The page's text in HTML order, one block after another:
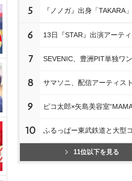
5
6 13日『STAR』出演アーテ
7
8
9 ピコ太郎×矢島美容室
10 ふるっぱー東武鉄道と大型
11位以下を見る